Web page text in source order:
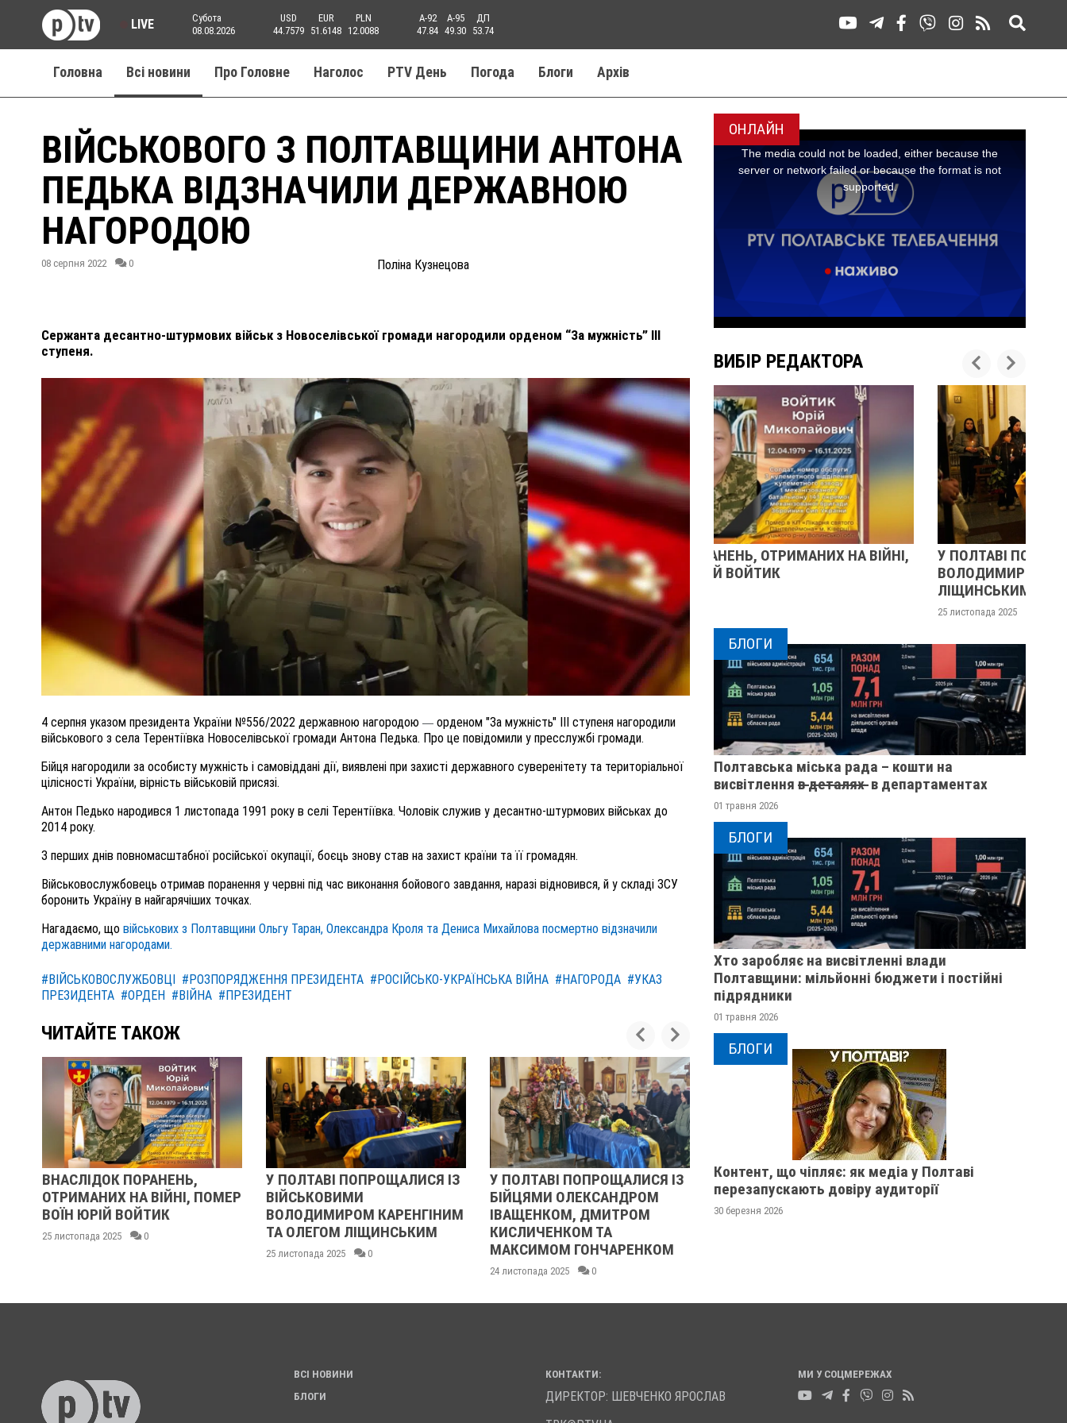
LIVE
Субота
08.08.2026
USD
44.7579
EUR
51.6148
PLN
12.0088
A-92
47.84
A-95
49.30
ДП
53.74
Головна Всі новини Про Головне Наголос PTV День Погода Блоги Aрхів
ВІЙСЬКОВОГО З ПОЛТАВЩИНИ АНТОНА
ПЕДЬКА ВІДЗНАЧИЛИ ДЕРЖАВНОЮ
НАГОРОДОЮ
08 серпня 2022 0 Поліна Кузнецова
Сержанта десантно-штурмових військ з Новоселівської громади нагородили орденом “За мужність” ІІІ
ступеня.
4 серпня указом президента України №556/2022 державною нагородою — орденом "За мужність" ІІІ ступеня нагородили
військового з села Терентіївка Новоселівської громади Антона Педька. Про це повідомили у пресслужбі громади.
Бійця нагородили за особисту мужність і самовіддані дії, виявлені при захисті державного суверенітету та територіальної
цілісності України, вірність військовій присязі.
Антон Педько народився 1 листопада 1991 року в селі Терентіївка. Чоловік служив у десантно-штурмових військах до
2014 року.
З перших днів повномасштабної російської окупації, боєць знову став на захист країни та її громадян.
Військовослужбовець отримав поранення у червні під час виконання бойового завдання, наразі відновився, й у складі ЗСУ
боронить Україну в найгарячіших точках.
Нагадаємо, що військових з Полтавщини Ольгу Таран, Олександра Кроля та Дениса Михайлова посмертно відзначили
державними нагородами.
#ВІЙСЬКОВОСЛУЖБОВЦІ #РОЗПОРЯДЖЕННЯ ПРЕЗИДЕНТА #РОСІЙСЬКО-УКРАЇНСЬКА ВІЙНА #НАГОРОДА #УКАЗ
ПРЕЗИДЕНТА #ОРДЕН #ВІЙНА #ПРЕЗИДЕНТ
ЧИТАЙТЕ ТАКОЖ
ВНАСЛІДОК ПОРАНЕНЬ,
ОТРИМАНИХ НА ВІЙНІ, ПОМЕР
ВОЇН ЮРІЙ ВОЙТИК
25 листопада 2025 0
У ПОЛТАВІ ПОПРОЩАЛИСЯ ІЗ
ВІЙСЬКОВИМИ
ВОЛОДИМИРОМ КАРЕНГІНИМ
ТА ОЛЕГОМ ЛІЩИНСЬКИМ
25 листопада 2025 0
У ПОЛТАВІ ПОПРОЩАЛИСЯ ІЗ
БІЙЦЯМИ ОЛЕКСАНДРОМ
ІВАЩЕНКОМ, ДМИТРОМ
КИСЛИЧЕНКОМ ТА
МАКСИМОМ ГОНЧАРЕНКОМ
24 листопада 2025 0
1000 ТІЛ: УКРАЇНА ОТРИМАЛА
РЕПАТРІЙОВАНІ ОСТАНКИ
20 листопада 2025
ЗВАННЯ ГЕРОЯ
ОНЛАЙН
ВИБІР РЕДАКТОРА
ПОЛІЦІЯ ПОЛТАВЩИНИ РОЗШУКУЄ 62-РІЧНУ
ЛЮДМИЛУ ТИМЧЕНКО
26 листопада 2025 0
ВНАСЛІДОК ПОРАНЕНЬ, ОТРИМАНИХ НА ВІЙНІ,
ПОМЕР ВОЇН ЮРІЙ ВОЙТИК
25 листопада 2025 0
У ПОЛТАВІ ПОПРОЩАЛИСЯ ІЗ ВІЙСЬКОВИМИ
ВОЛОДИМИРОМ КАРЕНГІНИМ ТА ОЛЕГОМ
БЛОГИ
Полтавська міська рада – кошти на
висвітлення в̶ ̶д̶е̶т̶а̶л̶я̶х̶ ̶ в департаментах
01 травня 2026
БЛОГИ
Хто заробляє на висвітленні влади
Полтавщини: мільйонні бюджети і постійні
підрядники
01 травня 2026
БЛОГИ
Контент, що чіпляє: як медіа у Полтаві
перезапускають довіру аудиторії
30 березня 2026
ВСІ НОВИНИ
БЛОГИ
КОНТАКТИ:
ДИРЕКТОР: ШЕВЧЕНКО ЯРОСЛАВ
МИ У СОЦМЕРЕЖАХ